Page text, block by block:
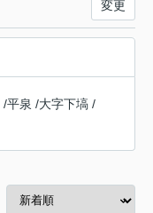
変更
/平泉 /大字下塙 /